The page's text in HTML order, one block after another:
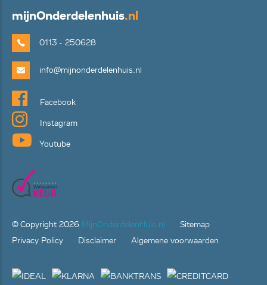
mijnOnderdelenhuis.nl
0113 - 250628
info@mijnonderdelenhuis.nl
Facebook
Instagram
Youtube
© Copyright 2026 MijnOnderdelenHuis.nl
Sitemap
Privacy Policy
Disclaimer Algemene voorwaarden